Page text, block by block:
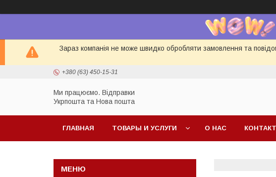
Зараз компанія не може швидко обробляти замовлення та
+380 (63) 450-15-31
Ми працюємо. Відправки
Укрпошта та Нова пошта
ГЛАВНАЯ ТОВАРЫ И УСЛУГИ О НАС